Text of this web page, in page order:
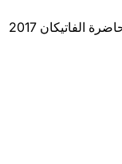
2017